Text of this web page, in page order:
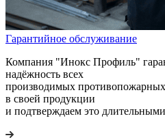
Гарантийное обслуживание
Компания "Инокс Профиль"
надёжность всех
производимых
в своей продукции
и подтверждаем это